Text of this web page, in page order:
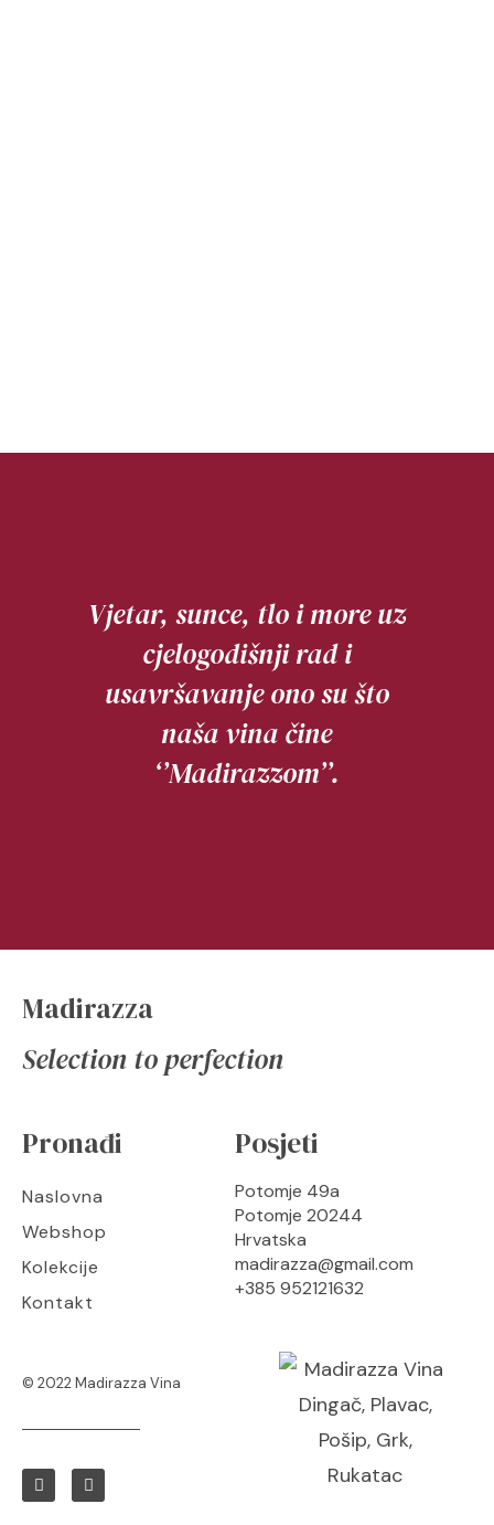
Vjetar, sunce, tlo i more uz
cjelogodišnji rad i
usavršavanje ono su što
naša vina čine
‘’Madirazzom’’.
Madirazza
Selection to perfection
Pronađi
Naslovna
Webshop
Kolekcije
Kontakt
Posjeti
Potomje 49a
Potomje 20244
Hrvatska
madirazza@gmail.com
+385 952121632
© 2022 Madirazza Vina